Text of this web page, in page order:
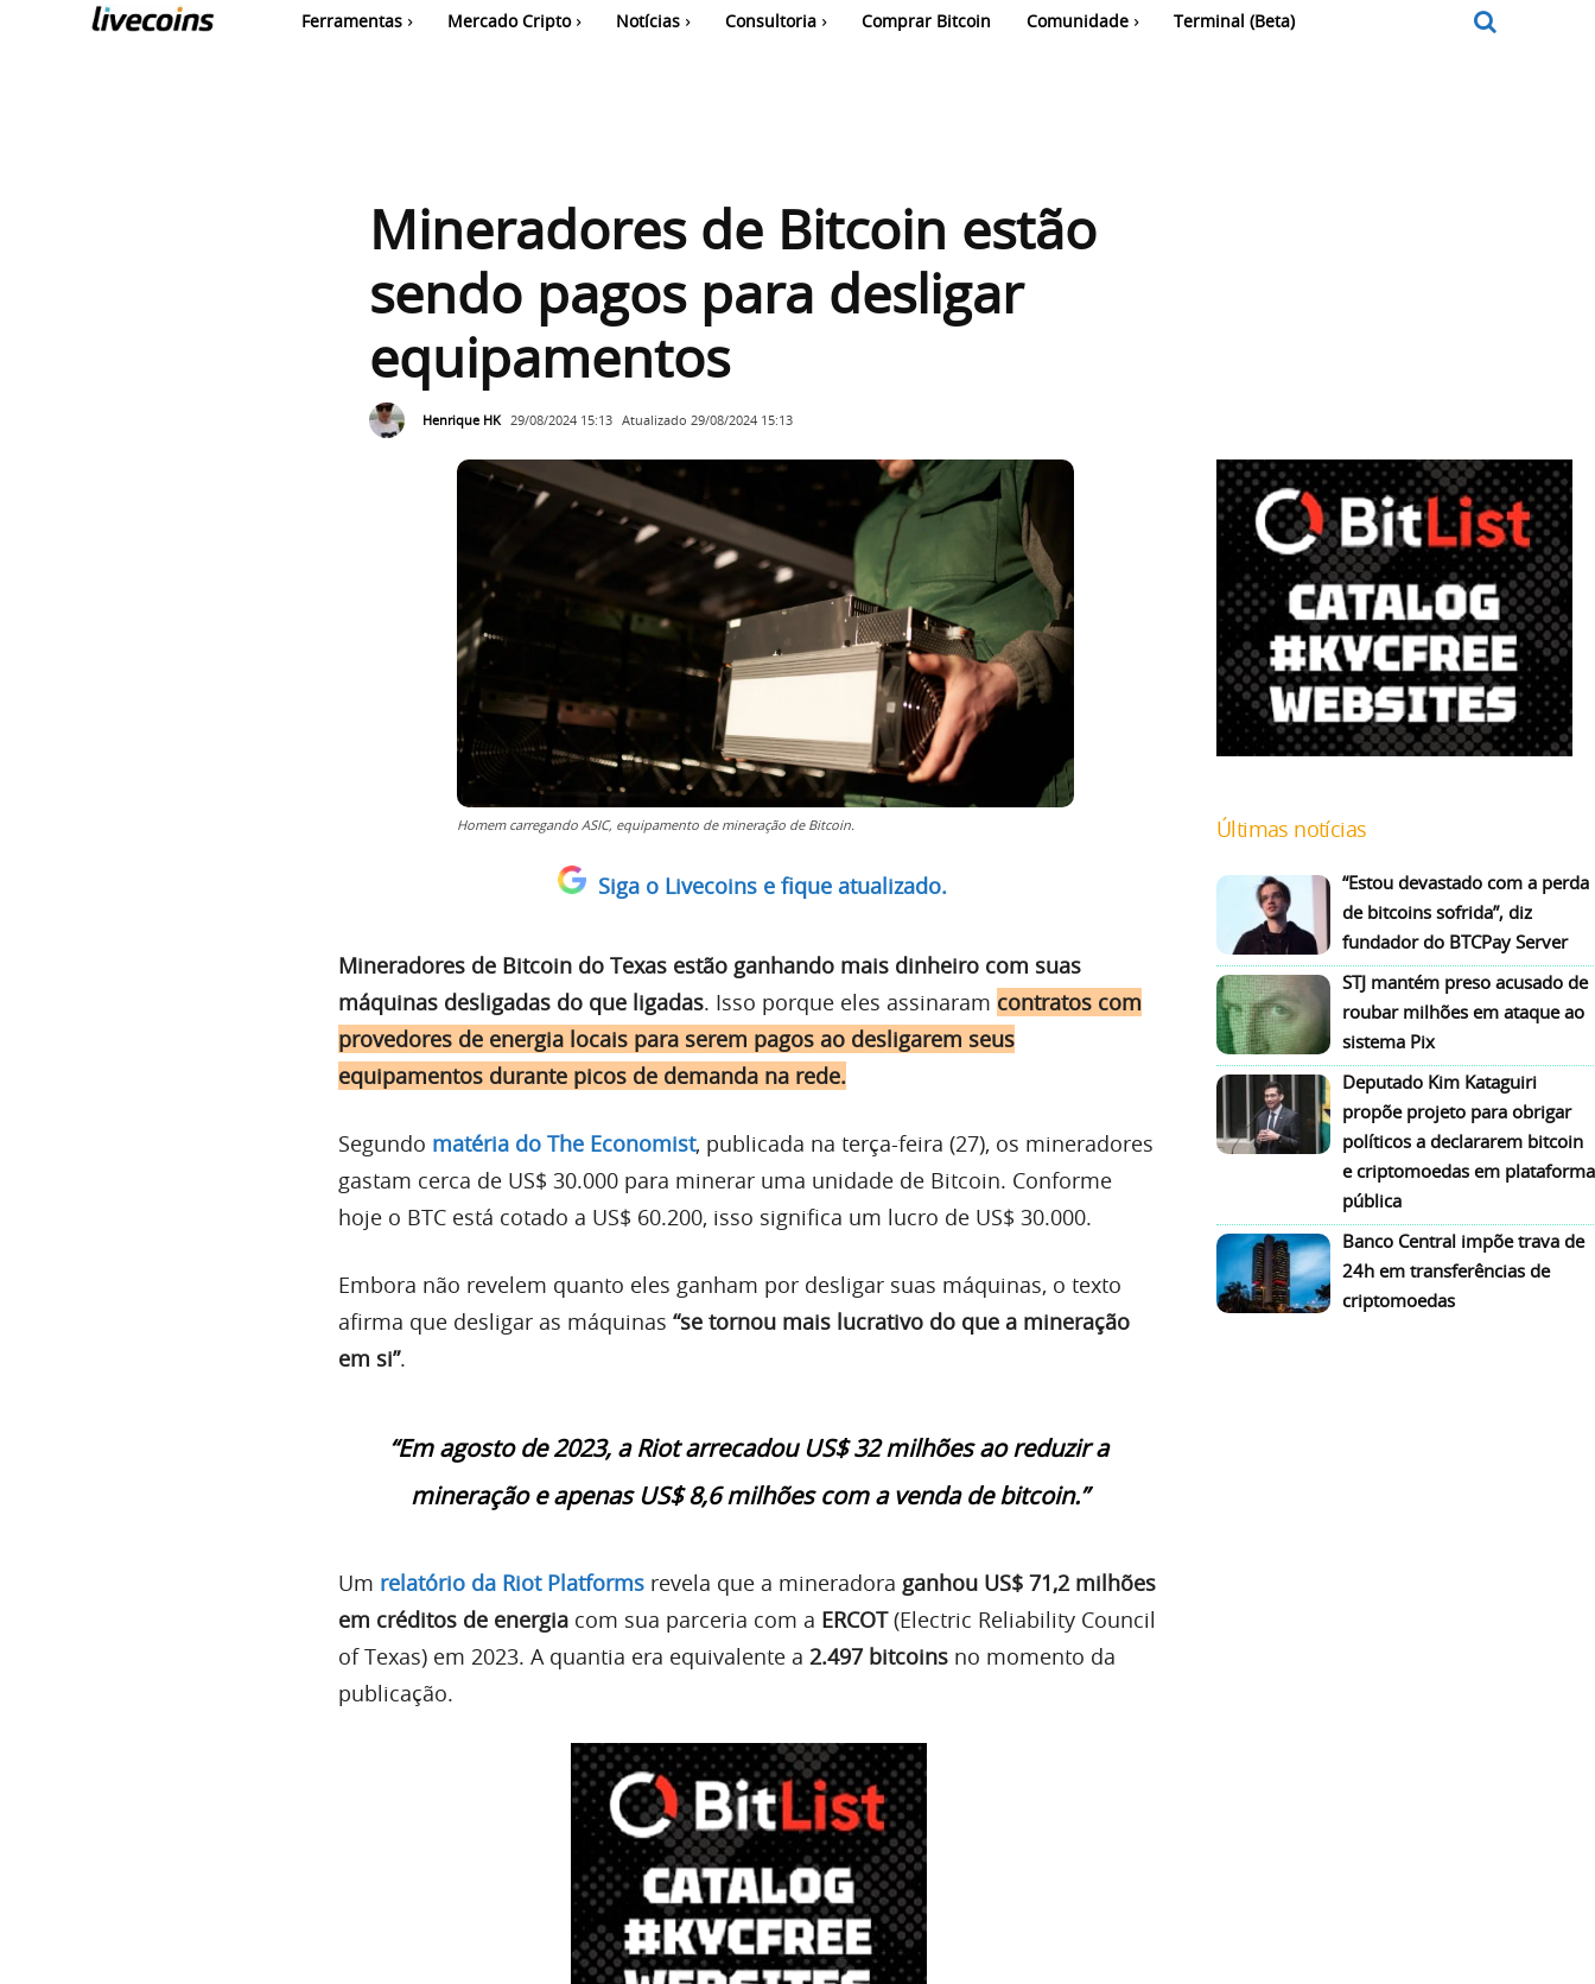
Ferramentas Mercado Cripto Notícias Consultoria Comprar Bitcoin Comunidade Terminal (Beta)
Mineradores de Bitcoin estão
sendo pagos para desligar
equipamentos
Henrique HK 29/08/2024 15:13 Atualizado 29/08/2024 15:13
Homem carregando ASIC, equipamento de mineração de Bitcoin.
Siga o Livecoins e fique atualizado.
Mineradores de Bitcoin do Texas estão ganhando mais dinheiro com suas
máquinas desligadas do que ligadas. Isso porque eles assinaram contratos com
provedores de energia locais para serem pagos ao desligarem seus
equipamentos durante picos de demanda na rede.
Segundo matéria do The Economist, publicada na terça-feira (27), os mineradores
gastam cerca de US$ 30.000 para minerar uma unidade de Bitcoin. Conforme
hoje o BTC está cotado a US$ 60.200, isso significa um lucro de US$ 30.000.
Embora não revelem quanto eles ganham por desligar suas máquinas, o texto
afirma que desligar as máquinas “se tornou mais lucrativo do que a mineração
em si”.
“Em agosto de 2023, a Riot arrecadou US$ 32 milhões ao reduzir a
mineração e apenas US$ 8,6 milhões com a venda de bitcoin.”
Um relatório da Riot Platforms revela que a mineradora ganhou US$ 71,2 milhões
em créditos de energia com sua parceria com a ERCOT(Electric Reliability Council
of Texas) em 2023. A quantia era equivalente a 2.497 bitcoins no momento da
publicação.
Últimas notícias
“Estou devastado com a perda
de bitcoins sofrida”, diz
fundador do BTCPay Server
STJ mantém preso acusado de
roubar milhões em ataque ao
sistema Pix
Deputado Kim Kataguiri
propõe projeto para obrigar
políticos a declararem bitcoin
e criptomoedas em plataforma
pública
Banco Central impõe trava de
24h em transferências de
criptomoedas